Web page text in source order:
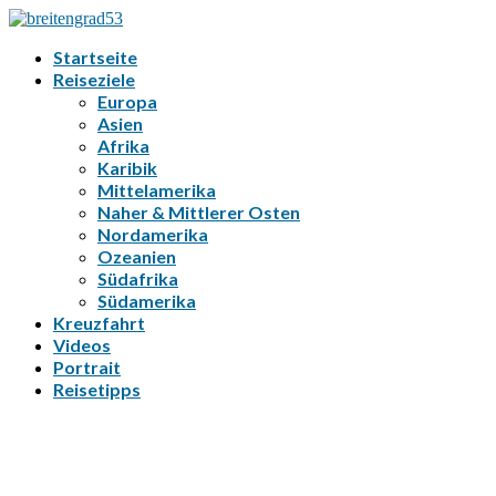
Startseite
Reiseziele
Europa
Asien
Afrika
Karibik
Mittelamerika
Naher & Mittlerer Osten
Nordamerika
Ozeanien
Südafrika
Südamerika
Kreuzfahrt
Videos
Portrait
Reisetipps